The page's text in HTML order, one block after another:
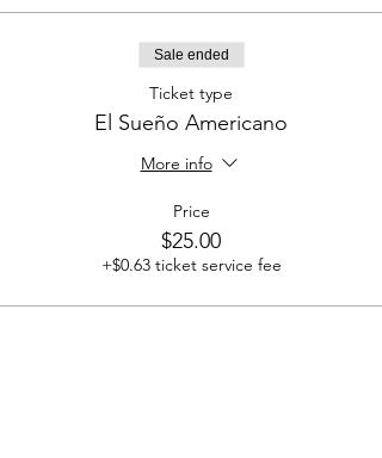
Sale ended
Ticket type
El Sueño Americano
More info
Price
$25.00
+$0.63 ticket service fee